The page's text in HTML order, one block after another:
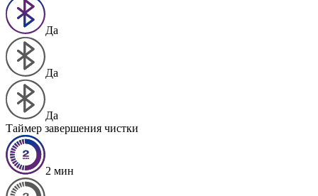
Да
Да
Да
Таймер завершения чистки
2 мин